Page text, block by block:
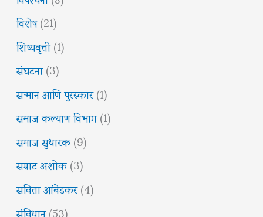
विशेष(21)
शिष्यवृत्ती(1)
संघटना(3)
सन्मान आणि पुरस्कार(1)
समाज कल्याण विभाग(1)
समाज सुधारक(9)
सम्राट अशोक(3)
सविता आंबेडकर(4)